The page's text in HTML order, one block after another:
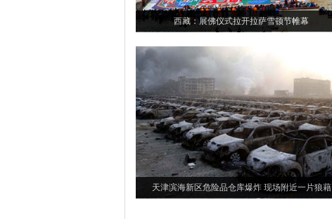
西藏：展佛仪式拉开拉萨雪顿节帷幕
天津滨海新区危险品仓库爆炸 现场附近一片狼藉